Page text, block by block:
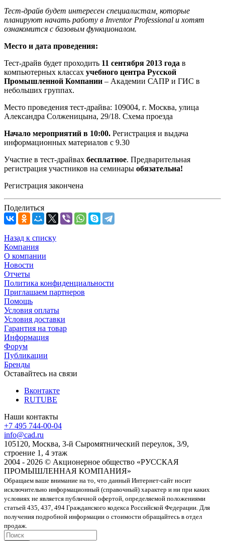
Тест-драйв будет интересен специалистам, которые
планируют начать работу в Inventor Professional и хотят
ознакомится с базовым функционалом.
Место и дата проведения:
Тест-драйв будет проходить 11 сентября 2013 года в
компьютерных классах учебного центра Русской
Промышленной Компании – Академии САПР и ГИС в
небольших группах.
Место проведения тест-драйва: 109004, г. Москва, улица
Александра Солженицына, 29/18. Схема проезда
Начало мероприятий в 10:00. Регистрация и выдача
информационных материалов с 9.30
Участие в тест-драйвах бесплатное. Предварительная
регистрация участников на семинары обязательна!
Регистрация закончена
Поделиться
Назад к списку
Компания
О компании
Новости
Отчеты
Политика конфиденциальности
Приглашаем партнеров
Помощь
Условия оплаты
Условия доставки
Гарантия на товар
Информация
Форум
Публикации
Бренды
Оставайтесь на связи
Вконтакте
RUTUBE
Наши контакты
+7 495 744-00-04
info@cad.ru
105120, Москва, 3-й Сыромятнический переулок, 3/9,
строение 1, 4 этаж
2004 - 2026 © Акционерное общество «РУССКАЯ
ПРОМЫШЛЕННАЯ КОМПАНИЯ»
Обращаем ваше внимание на то, что данный Интернет-сайт носит
исключительно информационный (справочный) характер и ни при каких
условиях не является публичной офертой, определяемой положениями
статьей 435, 437, 494 Гражданского кодекса Российской Федерации. Для
получения подробной информации о стоимости обращайтесь в отдел
продаж.